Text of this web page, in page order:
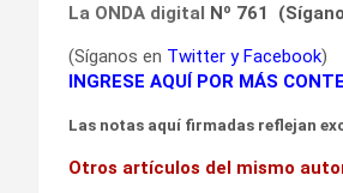
La ONDA digital Nº 761
(Síganos en Twitter yFacebook)
INGRESE AQUÍ POR MÁS
Las notas aquí firmadas reflejan
Otros artículos del mismo